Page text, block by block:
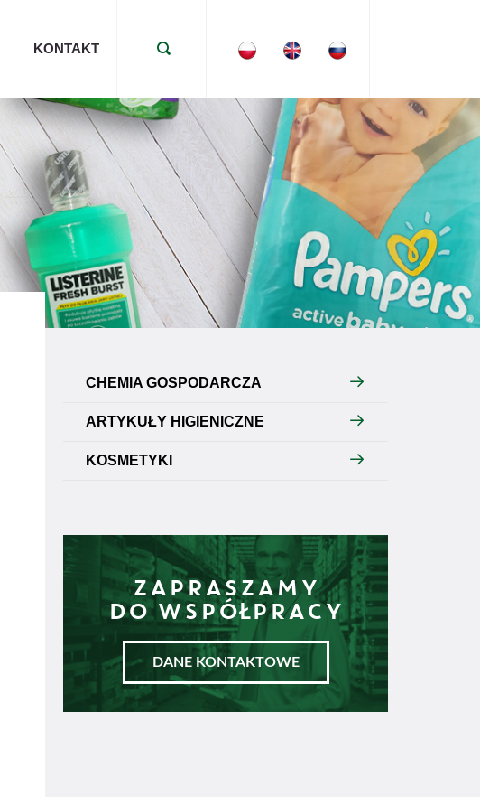
KONTAKT
CHEMIA GOSPODARCZA
ARTYKUŁY HIGIENICZNE
KOSMETYKI
ZAPRASZAMY
DO WSPÓŁPRACY
DANE KONTAKTOWE